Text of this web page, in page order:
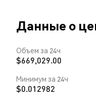
Данные о
Объем за 24ч
$669,029.00
Минимум за 24ч
$0.012982